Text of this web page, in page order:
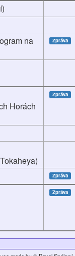
na
Zpráva
Horách
Zpráva
Zpráva
Zpráva